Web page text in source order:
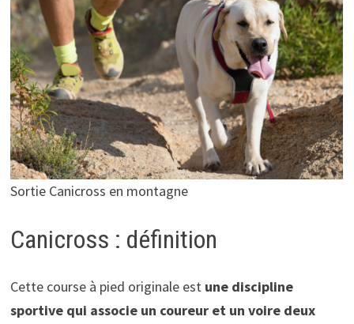
Sortie Canicross en montagne
Canicross : définition
Cette course à pied originale est une discipline
sportive qui associe un coureur et un voire deux